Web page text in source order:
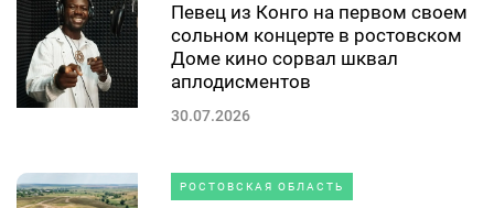
Певец из Конго на первом своем
сольном концерте в ростовском
Доме кино сорвал шквал
аплодисментов
30.07.2026
РОСТОВСКАЯ ОБЛАСТЬ